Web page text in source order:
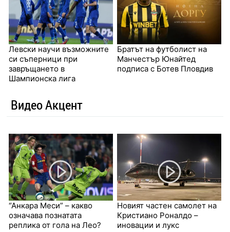
Левски научи възможните
си съперници при
завръщането в
Шампионска лига
Братът на футболист на
Манчестър Юнайтед
подписа с Ботев Пловдив
Видео Акцент
“Анкара Меси” – какво
означава познатата
реплика от гола на Лео?
Новият частен самолет на
Кристиано Роналдо –
иновации и лукс